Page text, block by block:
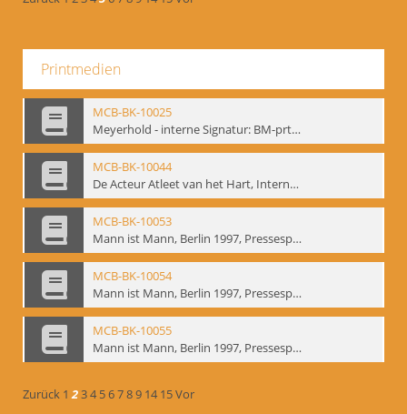
Printmedien
MCB-BK-10025
Meyerhold - interne Signatur: BM-prt-233
MCB-BK-10044
De Acteur Atleet van het Hart, Internationale Konferenz, Gent, 17.11.2004 - interne Signatur: BM-prt-253
MCB-BK-10053
Mann ist Mann, Berlin 1997, Pressespiegel - interne Signatur: BM-prt-262-1
MCB-BK-10054
Mann ist Mann, Berlin 1997, Pressespiegel - interne Signatur: BM-prt-262-2
MCB-BK-10055
Mann ist Mann, Berlin 1997, Pressespiegel - interne Signatur: BM-prt-262-3
Zurück 1 234 56789 14 15Vor